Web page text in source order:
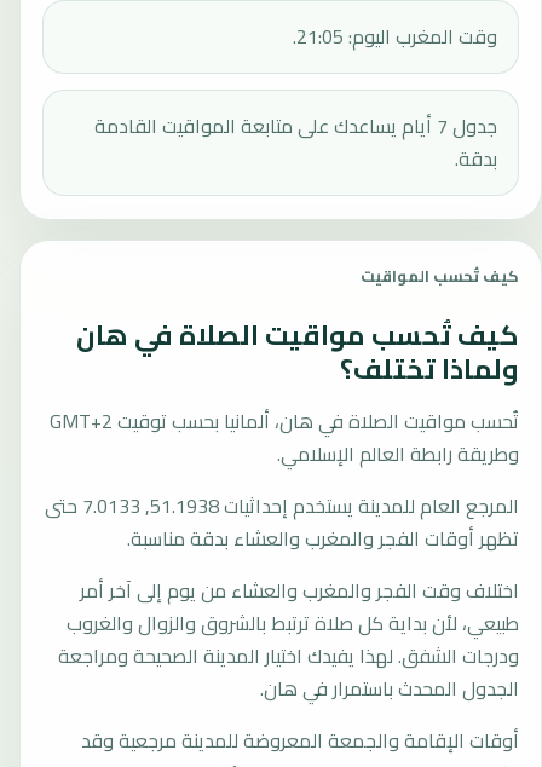
وقت المغرب اليوم: 21:05.
جدول 7 أيام يساعدك على متابعة المواقيت القادمة
بدقة.
كيف تُحسب المواقيت
كيف تُحسب مواقيت الصلاة في هان
ولماذا تختلف؟
تُحسب مواقيت الصلاة في هان، ألمانيا بحسب توقيت GMT+2
وطريقة رابطة العالم الإسلامي.
المرجع العام للمدينة يستخدم إحداثيات 51.1938, 7.0133 حتى
تظهر أوقات الفجر والمغرب والعشاء بدقة مناسبة.
اختلاف وقت الفجر والمغرب والعشاء من يوم إلى آخر أمر
طبيعي، لأن بداية كل صلاة ترتبط بالشروق والزوال والغروب
ودرجات الشفق. لهذا يفيدك اختيار المدينة الصحيحة ومراجعة
الجدول المحدث باستمرار في هان.
أوقات الإقامة والجمعة المعروضة للمدينة مرجعية وقد